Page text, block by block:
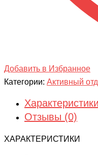
Добавить в Избранное
Категории: Активный
Характеристики
Отзывы (0)
ХАРАКТЕРИСТИКИ